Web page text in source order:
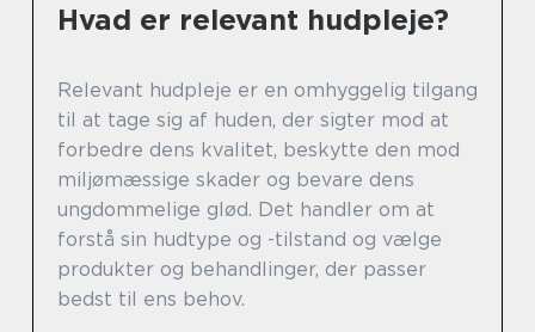
Hvad er relevant hudpleje?
Relevant hudpleje er en omhyggelig tilgang
til at tage sig af huden, der sigter mod at
forbedre dens kvalitet, beskytte den mod
miljømæssige skader og bevare dens
ungdommelige glød. Det handler om at
forstå sin hudtype og -tilstand og vælge
produkter og behandlinger, der passer
bedst til ens behov.